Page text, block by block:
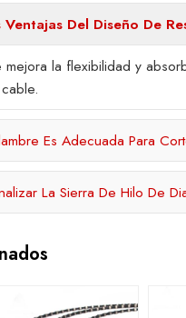
Ventajas Del Diseño De
mejora la flexibilidad y
Es Adecuada Para
La Sierra De Hilo De